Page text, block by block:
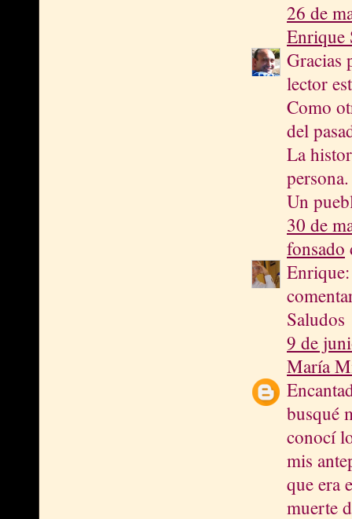
26 de
Enrique
Gracias
lector
Como
del
La
Un
30 de
fonsado
Saludos
9 de
María
busqué
conocí
mis
que era
muerte